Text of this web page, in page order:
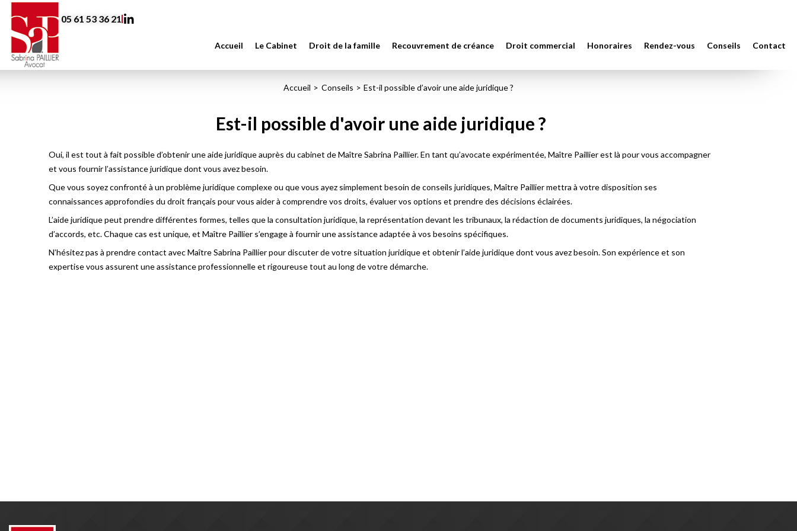
contenu
05 61 53 36 21
Accueil Le Cabinet Droit de la famille Recouvrement de créance Droit commercial Honoraires Rendez-vous Conseils Contact
Accueil Conseils Est-il possible d’avoir une aide juridique ?
Est-il possible d'avoir une aide juridique ?
Oui, il est tout à fait possible d’obtenir une aide juridique auprès du cabinet de Maître Sabrina Paillier. En tant qu’avocate expérimentée, Maître Paillier est là pour vous accompagner
et vous fournir l’assistance juridique dont vous avez besoin.
Que vous soyez confronté à un problème juridique complexe ou que vous ayez simplement besoin de conseils juridiques, Maître Paillier mettra à votre disposition ses
connaissances approfondies du droit français pour vous aider à comprendre vos droits, évaluer vos options et prendre des décisions éclairées.
L’aide juridique peut prendre différentes formes, telles que la consultation juridique, la représentation devant les tribunaux, la rédaction de documents juridiques, la négociation
d’accords, etc. Chaque cas est unique, et Maître Paillier s’engage à fournir une assistance adaptée à vos besoins spécifiques.
N’hésitez pas à prendre contact avec Maître Sabrina Paillier pour discuter de votre situation juridique et obtenir l’aide juridique dont vous avez besoin. Son expérience et son
expertise vous assurent une assistance professionnelle et rigoureuse tout au long de votre démarche.